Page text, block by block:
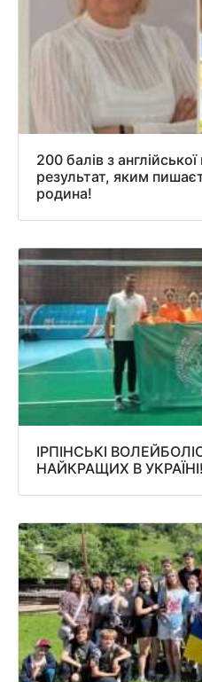
200 балів з
результат, яким
родина!
ІРПІНСЬКІ
НАЙКРАЩИХ В УКРАЇНІ!